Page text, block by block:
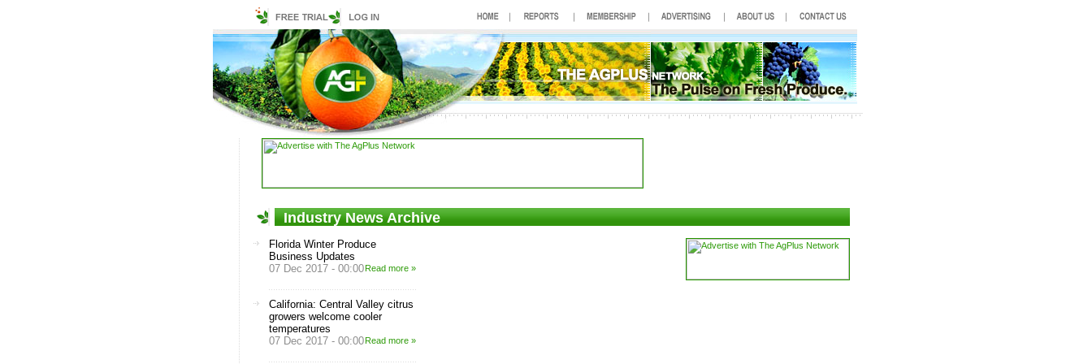
Industry News Archive
Florida Winter Produce
Business Updates
07 Dec 2017 - 00:00Read more »
California: Central Valley citrus
growers welcome cooler
temperatures
07 Dec 2017 - 00:00Read more »